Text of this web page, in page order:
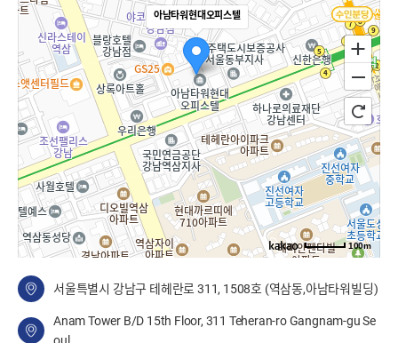
아남타워현대오피스텔
100m
서울특별시 강남구 테헤란로 311, 1508호 (역삼동,아남타워빌딩)
Anam Tower B/D 15th Floor, 311 Teheran-ro Gangnam-gu Se